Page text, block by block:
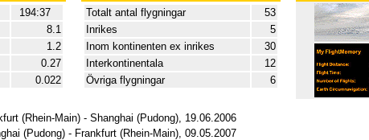
194:37
8.1
1.2
0.27
0.022
Totalt antal flygningar
53
Inrikes
5
Inom kontinenten ex inrikes
30
Interkontinentala
12
Övriga flygningar
6
(Rhein-Main) - Shanghai (Pudong), 19.06.2006
(Pudong) - Frankfurt (Rhein-Main), 09.05.2007